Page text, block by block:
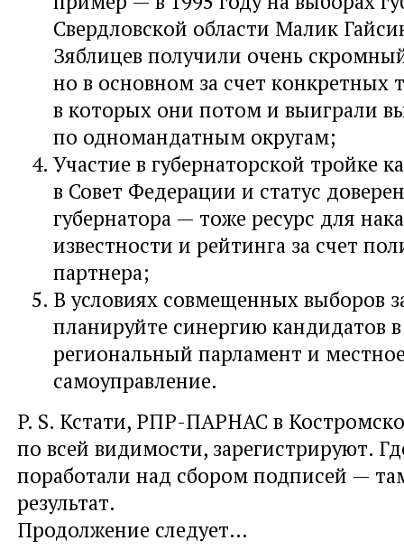
Свердловской области Малик
Зяблицев получили очень
но в основном за счет конкретных
в которых они потом и выиграли
по одномандатным округам;
Участие в губернаторской тройке
в Совет Федерации и статус
губернатора — тоже ресурс для
известности и рейтинга за счет
партнера;
В условиях совмещенных выборов
планируйте синергию кандидатов
региональный парламент и
самоуправление.
P. S. Кстати, РПР-ПАРНАС в
по всей видимости, зарегистрируют.
поработали над сбором подписей —
результат.
Продолжение следует…